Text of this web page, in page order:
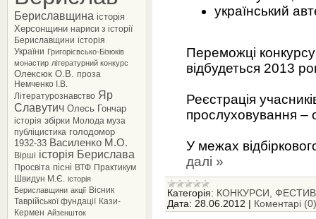
Бериславщина історія
Херсонщини нариси з історії
Бериславщини історія
України Григорієвсько-Бізюків
монастир літературний конкурс
Олексюк О.В. проза
Немченко І.В.
Літературознавство Яр
Славутич Олесь Гончар
історія збірки Молода муза
публіцистика голодомор
1932-33 Василенко М.О.
Вірші історія Берислава
Просвіта пісні ВТФ Практикум
Швидун М.Є. історія
Бериславщини акції Вісник
Таврійської фундації Кази-
Кермен Айзеншток
український
Переможці
відбудеться 2013
Реєстрація
прослуховування –
У межах
далі »
Категорія: КОНКУРСИ,
Дата: 28.06.2012 Коментарі (0)